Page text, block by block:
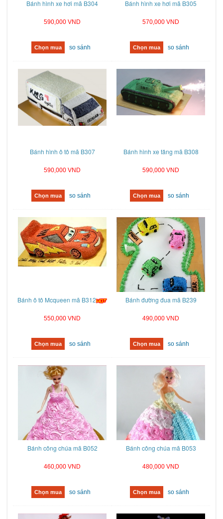
Bánh hình xe hơi mã B304
590,000 VND
Chọn mua so sánh
Bánh hình xe hơi mã B305
570,000 VND
Chọn mua so sánh
Bánh hình ô tô mã B307
590,000 VND
Chọn mua so sánh
Bánh hình xe tăng mã B308
590,000 VND
Chọn mua so sánh
Bánh ô tô Mcqueen mã B312
550,000 VND
Chọn mua so sánh
Bánh đường đua mã B239
490,000 VND
Chọn mua so sánh
Bánh công chúa mã B052
460,000 VND
Chọn mua so sánh
Bánh công chúa mã B053
480,000 VND
Chọn mua so sánh